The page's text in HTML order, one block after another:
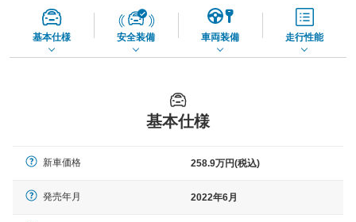
基本仕様 安全装備 車両装備 走行性能
基本仕様
新車価格 258.9万円(税込)
発売年月 2022年6月